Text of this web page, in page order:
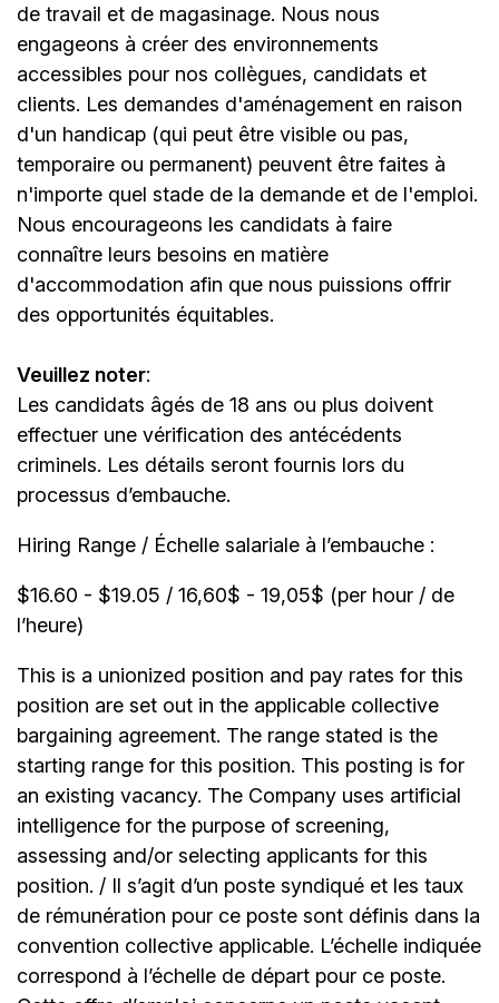
de travail et de magasinage. Nous nous
engageons à créer des environnements
accessibles pour nos collègues, candidats et
clients. Les demandes d'aménagement en raison
d'un handicap (qui peut être visible ou pas,
temporaire ou permanent) peuvent être faites à
n'importe quel stade de la demande et de l'emploi.
Nous encourageons les candidats à faire
connaître leurs besoins en matière
d'accommodation afin que nous puissions offrir
des opportunités équitables.
Veuillez noter:
Les candidats âgés de 18 ans ou plus doivent
effectuer une vérification des antécédents
criminels. Les détails seront fournis lors du
processus d’embauche.
Hiring Range / Échelle salariale à l’embauche :
$16.60 - $19.05 / 16,60$ - 19,05$ (per hour / de
l’heure)
This is a unionized position and pay rates for this
position are set out in the applicable collective
bargaining agreement. The range stated is the
starting range for this position. This posting is for
an existing vacancy. The Company uses artificial
intelligence for the purpose of screening,
assessing and/or selecting applicants for this
position. / Il s’agit d’un poste syndiqué et les taux
de rémunération pour ce poste sont définis dans la
convention collective applicable. L’échelle indiquée
correspond à l’échelle de départ pour ce poste.